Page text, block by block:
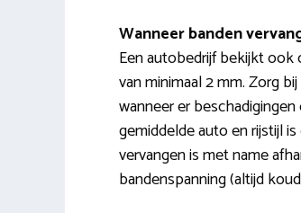
Wanneer banden
Een autobedrijf bekijkt
van minimaal 2 mm. Zorg
wanneer er
gemiddelde auto en rijstijl
vervangen is met name
bandenspanning (altijd